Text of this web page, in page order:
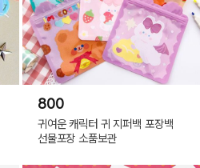
800
귀여운 캐릭터 귀 지퍼백 포장백
선물포장 소품보관